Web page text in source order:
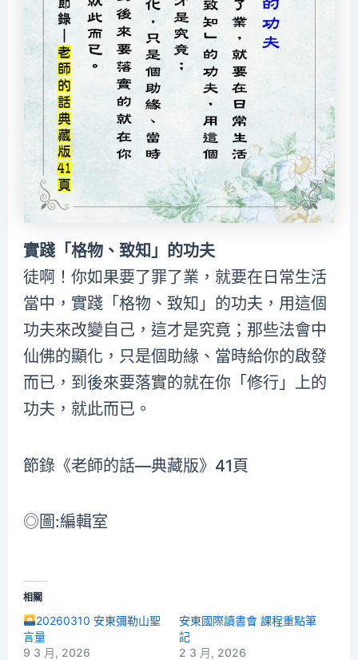
實踐「格物、致知」的功夫
徒啊！你如果要了罪了業，就要在日常生活
當中，實踐「格物、致知」的功夫，用這個
功夫來改變自己，這才是究竟；那些法會中
仙佛的顯化，只是個助緣、當時給你的啟發
而已，到後來要落實的就在你「修行」上的
功夫，就此而已。
節錄《老師的話—典藏版》41頁
◎圖:編輯室
相關
20260310 安東彌勒山聖
言量
9 3 月, 2026
安東國際讀書會 課程重點筆
記
2 3 月, 2026